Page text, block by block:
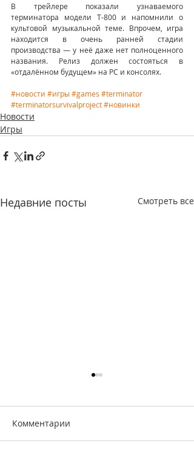
В трейлере показали узнаваемого
терминатора модели Т-800 и напомнили о
культовой музыкальной теме. Впрочем, игра
находится в очень ранней стадии
производства — у неё даже нет полноценного
названия. Релиз должен состояться в
«отдалённом будущем» на PC и консолях.
#новости #игры#games #terminator
#terminatorsurvivalproject#новинки
Новости
Игры
Недавние посты Смотреть все
Комментарии